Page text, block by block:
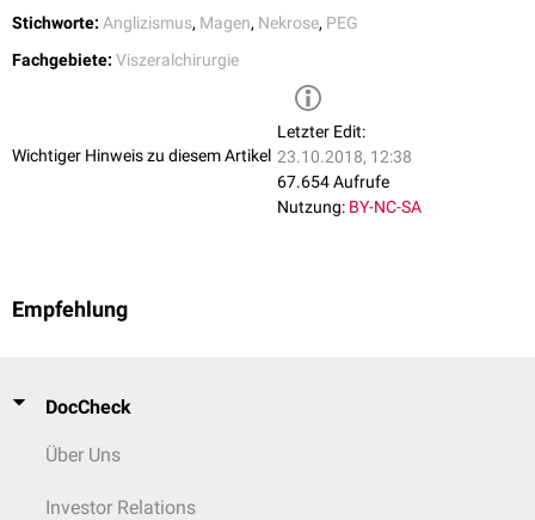
Stichworte: Anglizismus, Magen, Nekrose, PEG
Fachgebiete: Viszeralchirurgie
Wichtiger Hinweis zu diesem Artikel
Letzter Edit:
23.10.2018, 12:38
67.654 Aufrufe
Nutzung: BY-NC-SA
Empfehlung
DocCheck
Über Uns
Investor Relations